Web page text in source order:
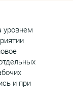
уровнем
и при